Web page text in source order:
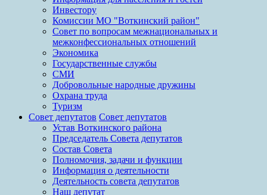
Инвестору
Комиссии МО "Воткинский район"
Совет по вопросам межнациональных и
межконфессиональных отношений
Экономика
Государственные службы
СМИ
Добровольные народные дружины
Охрана труда
Туризм
Совет депутатов Совет депутатов
Устав Воткинского района
Председатель Совета депутатов
Состав Совета
Полномочия, задачи и функции
Информация о деятельности
Деятельность совета депутатов
Наш депутат